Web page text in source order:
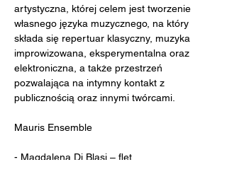
artystyczna, której celem jest tworzenie
własnego języka muzycznego, na który
składa się repertuar klasyczny, muzyka
improwizowana, eksperymentalna oraz
elektroniczna, a także przestrzeń
pozwalająca na intymny kontakt z
publicznością oraz innymi twórcami.
Mauris Ensemble
- Magdalena Di Blasi – flet